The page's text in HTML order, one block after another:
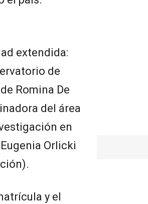
extendida:
de
Romina De
del área
en
Orlicki
y el